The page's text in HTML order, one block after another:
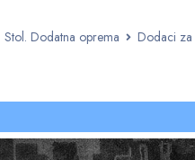
Stol. Dodatna oprema Dodaci za